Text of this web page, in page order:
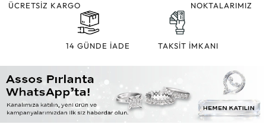
ÜCRETSİZ KARGO
NOKTALARIMIZ
14 GÜNDE İADE TAKSİT İMKANI